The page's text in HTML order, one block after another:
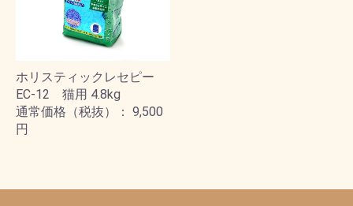
ホリスティックレセピー
EC-12 猫用 4.8kg
通常価格（税抜）： 9,500
円